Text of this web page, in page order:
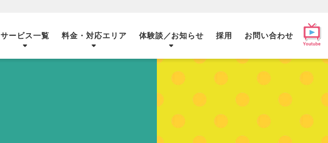
サービス一覧 料金・対応エリア 体験談／お知らせ 採用 お問い合わせ